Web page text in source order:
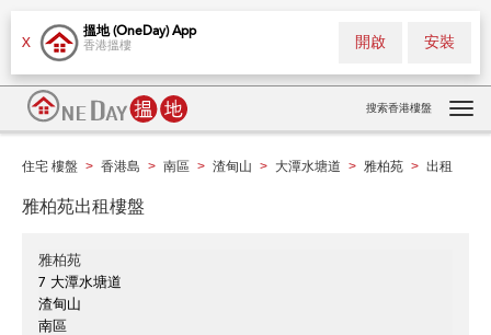
X
搵地 (OneDay) App
香港搵樓 安裝
開啟
搜索香港樓盤
住宅 樓盤 > 香港島 > 南區 > 渣甸山 > 大潭水塘道 > 雅柏苑 > 出租
雅柏苑出租樓盤
雅柏苑
7 大潭水塘道
渣甸山
南區